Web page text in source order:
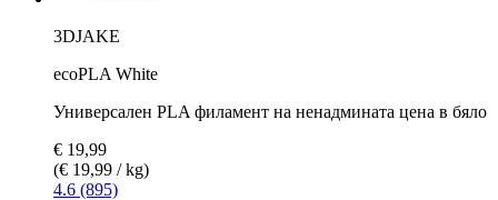
3DJAKE
ecoPLA White
Универсален PLA филамент на ненадмината цена в бяло
€ 19,99
(€ 19,99 / kg)
4.6 (895)